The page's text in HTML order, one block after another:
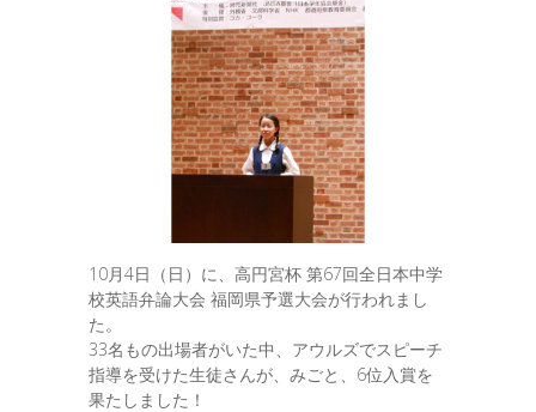
10月4日（日）に、高円宮杯 第67回全日本中学
校英語弁論大会 福岡県予選大会が行われまし
た。
33名もの出場者がいた中、アウルズでスピーチ
指導を受けた生徒さんが、みごと、6位入賞を
果たしました！